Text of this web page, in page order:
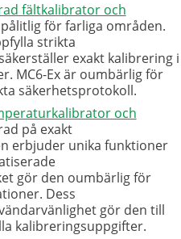
fältkalibrator och
för farliga områden.
strikta
exakt kalibrering i
MC6-Ex är oumbärlig för
säkerhetsprotokoll.
och
på exakt
erbjuder unika funktioner
gör den oumbärlig för
Dess
gör den till
kalibreringsuppgifter.